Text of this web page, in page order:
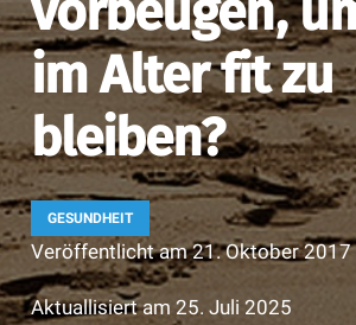
vorbeugen,
im Alter fit zu
bleiben?
GESUNDHEIT
Veröffentlicht am21. Oktober 2017
Aktuallisiert am 25. Juli 2025